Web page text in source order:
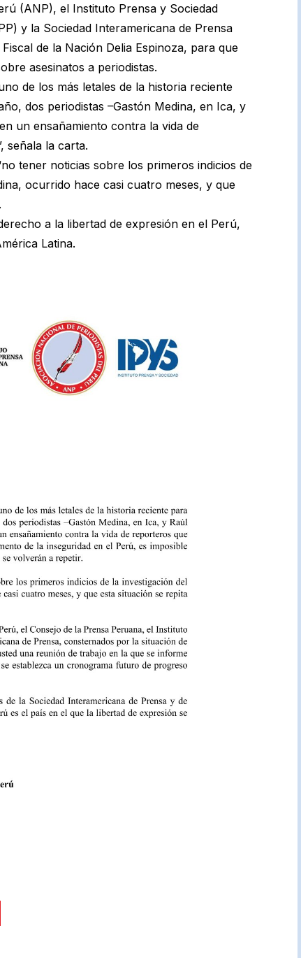
(ANP), el Instituto Prensa y Sociedad
y la Sociedad Interamericana de Prensa
de la Nación Delia Espinoza, para que
asesinatos a periodistas.
de los más letales de la historia reciente
dos periodistas –Gastón Medina, en Ica, y
un ensañamiento contra la vida de
señala la carta.
tener noticias sobre los primeros indicios de
ocurrido hace casi cuatro meses, y que
a la libertad de expresión en el Perú,
Latina.